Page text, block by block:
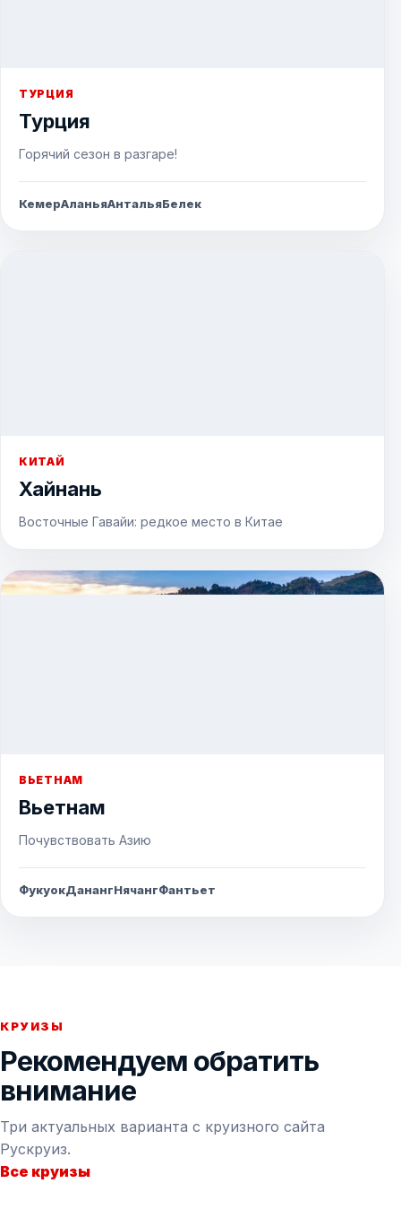
ТУРЦИЯ
Турция
Горячий сезон в разгаре!
КемерАланьяАнтальяБелек
КИТАЙ
Хайнань
Восточные Гавайи: редкое место в Китае
ВЬЕТНАМ
Вьетнам
Почувствовать Азию
ФукуокДанангНячангФантьет
КРУИЗЫ
Рекомендуем обратить
внимание
Три актуальных варианта с круизного сайта
Рускруиз.
Все круизы